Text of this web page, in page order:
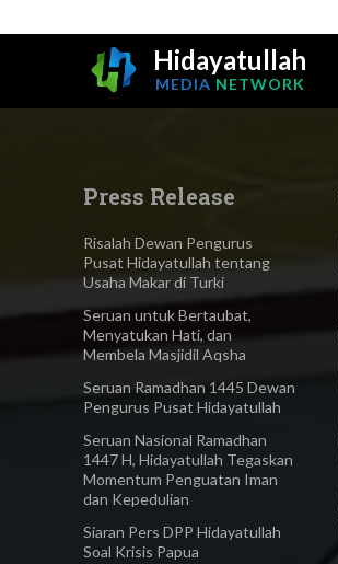
Hidayatullah
MEDIA NETWORK
Press Release
Risalah Dewan Pengurus
Pusat Hidayatullah tentang
Usaha Makar di Turki
Seruan untuk Bertaubat,
Menyatukan Hati, dan
Membela Masjidil Aqsha
Seruan Ramadhan 1445 Dewan
Pengurus Pusat Hidayatullah
Seruan Nasional Ramadhan
1447 H, Hidayatullah Tegaskan
Momentum Penguatan Iman
dan Kepedulian
Siaran Pers DPP Hidayatullah
Soal Krisis Papua